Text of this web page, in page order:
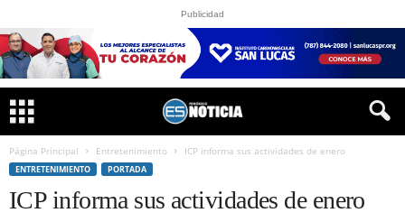
Publicidad
Página Principal Entretenimiento ICP informa sus actividades de enero
ENTRETENIMIENTO PORTADA
ICP informa sus actividades de enero